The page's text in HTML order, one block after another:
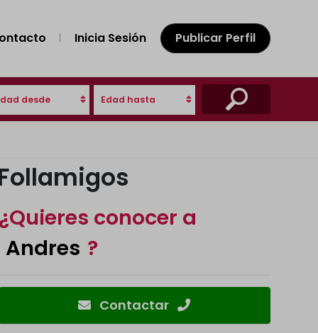
Inicia Sesión Publicar Perfil
desde Edad hasta
conocer a
Andres ?
Contactar